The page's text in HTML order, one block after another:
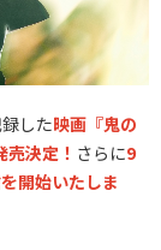
した映画『鬼の
決定！ さらに9
開始いたしま